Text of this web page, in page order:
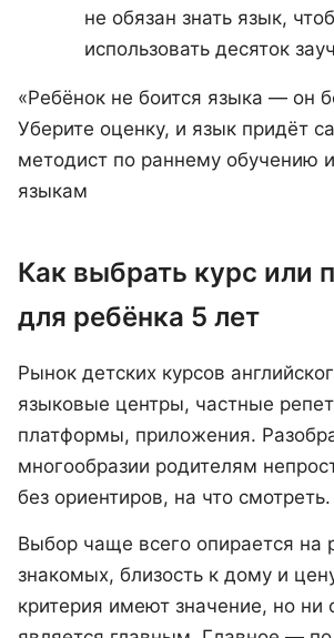
не обязан знать язык,
использовать десяток
«Ребёнок не боится языка — он
Уберите оценку, и язык придёт
методист по раннему обучению
языкам
Как выбрать курс или
для ребёнка 5 лет
Рынок детских курсов
языковые центры, частные
платформы, приложения.
многообразии родителям
без ориентиров, на что смотреть.
Выбор чаще всего опирается на
знакомых, близость к дому и
критерия имеют значение, но ни